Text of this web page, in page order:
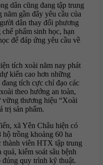
dân cũng đang tập trung
gần đây yêu cầu của
dân thay đổi phương
phẩm sinh học, hạn
để đáp ứng yêu cầu về
tích xoài năm nay phát
kiến cao hơn những
tích cực chỉ đạo các
theo hướng an toàn,
thương hiệu “Xoài
trị sản phẩm.
xã Yên Châu hiện có
trồng khoảng 60 ha
thành viên HTX tập trung
kiểm soát sâu bệnh
đúng quy trình kỹ thuật.